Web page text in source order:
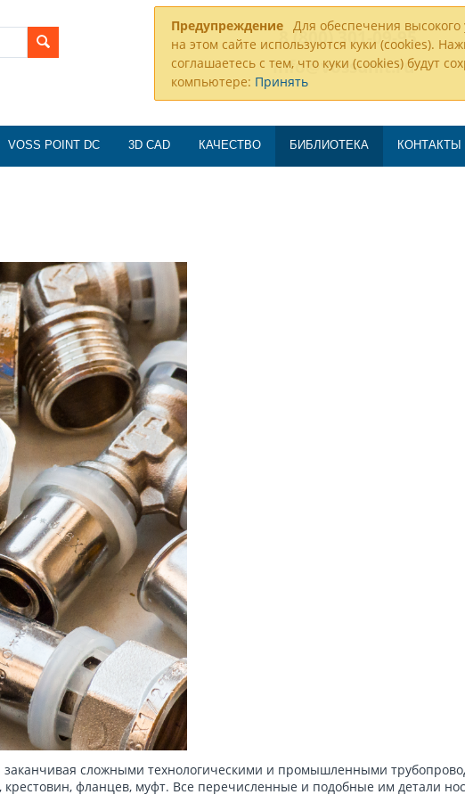
Предупреждение Для обеспечения
на этом сайте используются куки (cookies).
соглашаетесь с тем, что куки (cookies) будут
компьютере: Принять
8 (800) 301-09-95
info@vossunit.ru
VOSS POINT DC 3D CAD КАЧЕСТВО БИБЛИОТЕКА КОНТАКТЫ
сложными технологическими и промышленными
крестовин, фланцев, муфт. Все перечисленные и подобные им детали